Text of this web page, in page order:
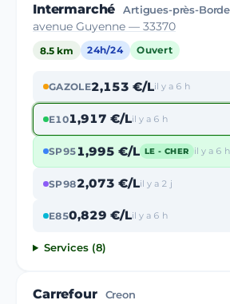
Intermarché Artigues-près-
avenue Guyenne — 33370
8.5 km 24h/24 Ouvert
GAZOLE2,153 €/Lil y a 6 h
E101,917 €/Lil y a 6 h
SP951,995 €/L LE - CHER il y a 6 h
SP982,073 €/Lil y a 2 j
E850,829 €/Lil y a 6 h
Services (8)
Carrefour Creon